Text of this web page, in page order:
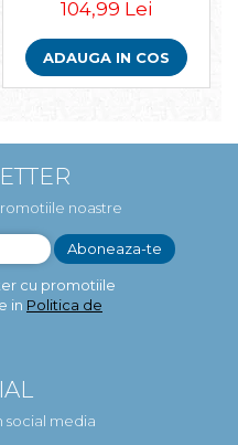
104,99 Lei
ADAUGA IN COS
noastre
cu promotiile
in Politica de
social media